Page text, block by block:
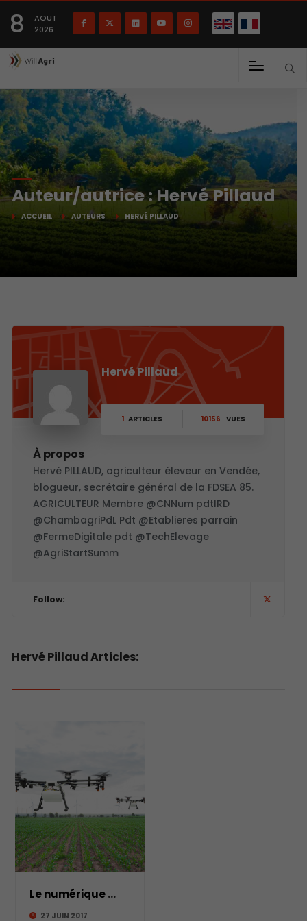
8
AOUT
2026
Auteur/autrice :Hervé Pillaud
ACCUEIL AUTEURS HERVÉ PILLAUD
Hervé Pillaud
1 ARTICLES 10156 VUES
À propos
Hervé PILLAUD, agriculteur éleveur en Vendée,
blogueur, secrétaire général de la FDSEA 85.
AGRICULTEUR Membre @CNNum pdtIRD
@ChambagriPdL Pdt @Etablieres parrain
@FermeDigitale pdt @TechElevage
@AgriStartSumm
Follow:
Hervé Pillaud Articles:
Le numérique envahit l’agriculture
27 JUIN 2017
Français English(English)